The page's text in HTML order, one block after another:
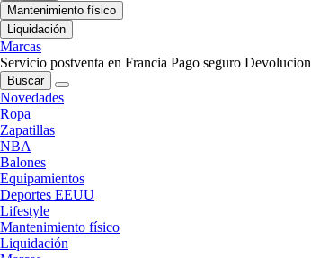
Mantenimiento físico
Liquidación
Marcas
Servicio postventa en Francia Pago seguro
Buscar
Novedades
Ropa
Zapatillas
NBA
Balones
Equipamientos
Deportes EEUU
Lifestyle
Mantenimiento físico
Liquidación